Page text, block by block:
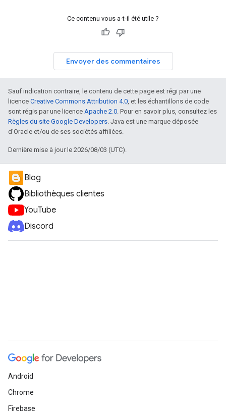
Ce contenu vous a-t-il été utile ?
Envoyer des commentaires
Sauf indication contraire, le contenu de cette page est régi par une
licence Creative Commons Attribution 4.0, et les échantillons de code
sont régis par une licence Apache 2.0. Pour en savoir plus, consultez les
Règles du site Google Developers. Java est une marque déposée
d'Oracle et/ou de ses sociétés affiliées.
Dernière mise à jour le 2026/08/03 (UTC).
Blog
Bibliothèques clientes
YouTube
Discord
Android
Chrome
Firebase